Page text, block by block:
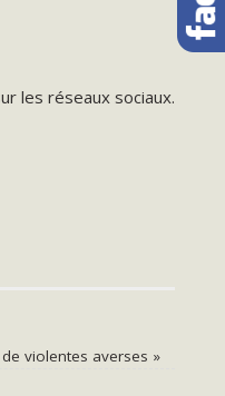
les réseaux sociaux.
violentes averses »